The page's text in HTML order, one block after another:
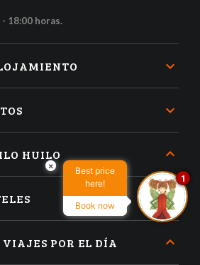
- 18:00 horas.
HUILO
VIAJES POR EL DÍA
×
Best price
here!
Book now
1